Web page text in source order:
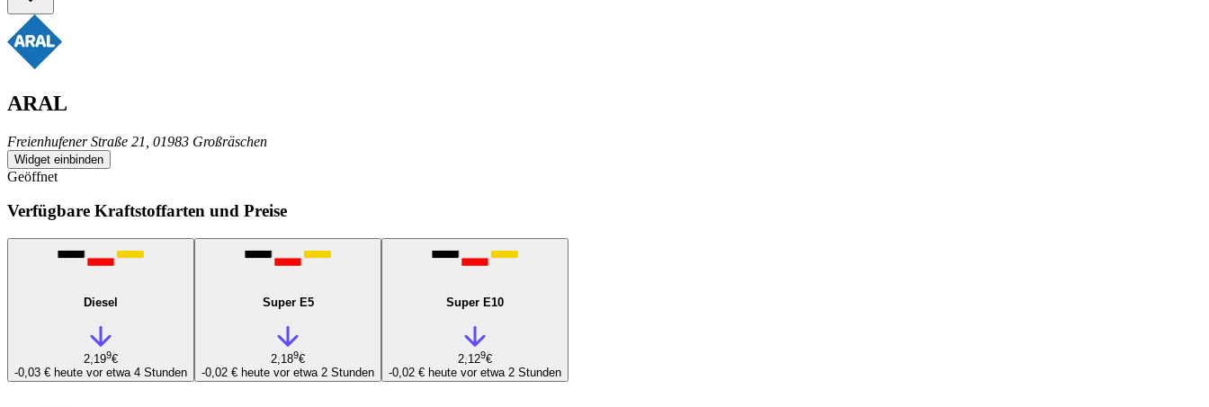
ARAL
Freienhufener Straße 21, 01983 Großräschen
Widget einbinden
Geöffnet
Verfügbare Kraftstoffarten und Preise
Diesel
2,199€
-0,03 € heute vor etwa 4 Stunden
Super E5
2,189€
-0,02 € heute vor etwa 2 Stunden
Super E10
2,129€
-0,02 € heute vor etwa 2 Stunden